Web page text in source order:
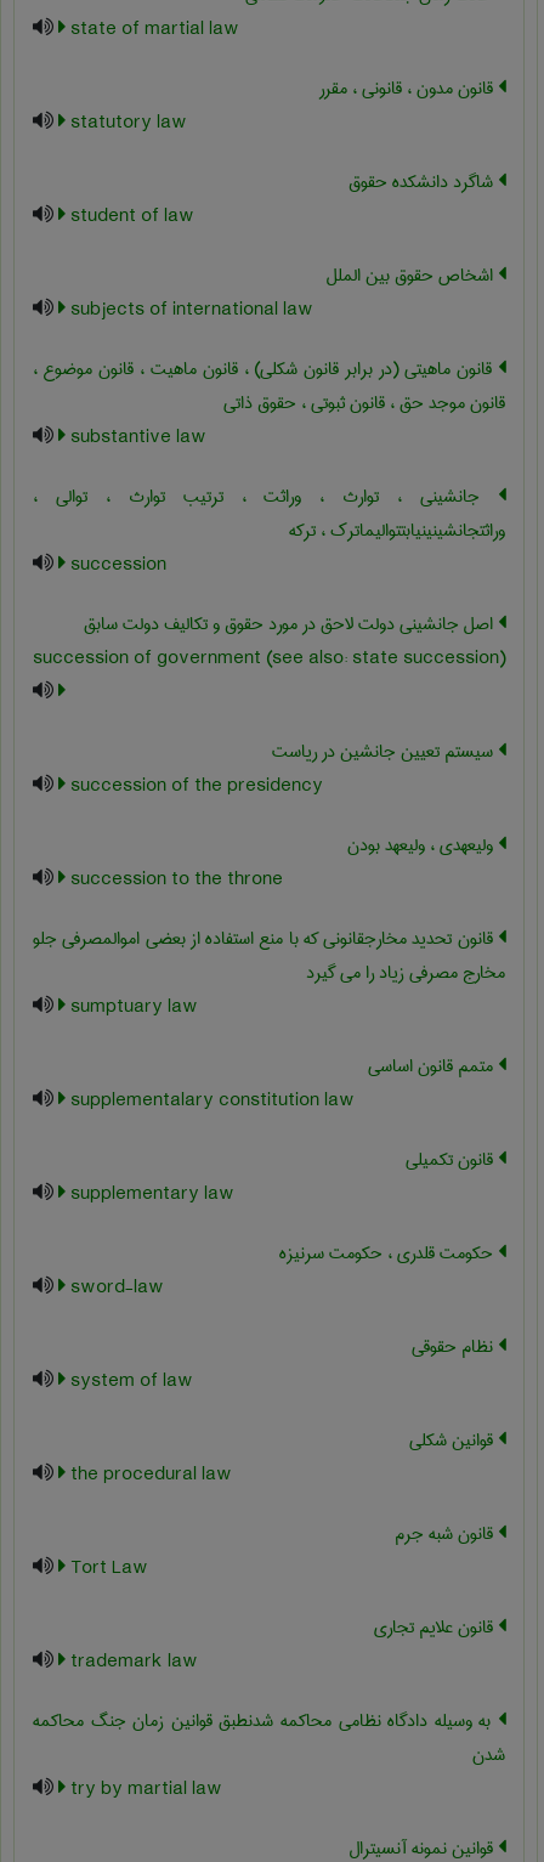
state of martial law
قانون مدون ، قانونی ، مقرر
statutory law
شاگرد دانشکده حقوق
student of law
اشخاص حقوق بین الملل
subjects of international law
قانون ماهیتی (در برابر قانون شکلی) ، قانون ماهیت ، قانون موضوع ،
قانون موجد حق ، قانون ثبوتی ، حقوق ذاتی
substantive law
جانشینی ، توارث ، وراثت ، ترتیب توارث ، توالی ،
وراثتجانشینینیابتتوالیماترک ، ترکه
succession
اصل جانشینی دولت لاحق در مورد حقوق و تکالیف دولت سابق
succession of government (see also: state succession)
سیستم تعیین جانشین در ریاست
succession of the presidency
ولیعهدی ، ولیعهد بودن
succession to the throne
قانون تحدید مخارجقانونی که با منع استفاده از بعضی اموالمصرفی جلو
مخارج مصرفی زیاد را می گیرد
sumptuary law
متمم قانون اساسی
supplementalary constitution law
قانون تکمیلی
supplementary law
حکومت قلدری ، حکومت سرنیزه
sword-law
نظام حقوقی
system of law
قوانین شکلی
the procedural law
قانون شبه جرم
Tort Law
قانون علایم تجاری
trademark law
به وسیله دادگاه نظامی محاکمه شدنطبق قوانین زمان جنگ محاکمه
شدن
try by martial law
قوانین نمونه آنسیترال